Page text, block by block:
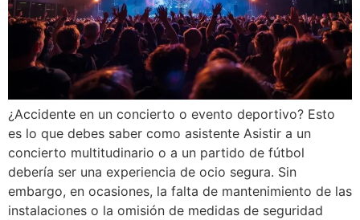
¿Accidente en un concierto o evento deportivo? Esto
es lo que debes saber como asistente Asistir a un
concierto multitudinario o a un partido de fútbol
debería ser una experiencia de ocio segura. Sin
embargo, en ocasiones, la falta de mantenimiento de las
instalaciones o la omisión de medidas de seguridad